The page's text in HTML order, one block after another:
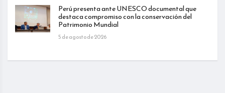
Perú presenta ante UNESCO documental que
destaca compromiso con la conservación del
Patrimonio Mundial
5 de agosto de 2026